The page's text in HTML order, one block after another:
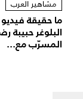
مشاهير العرب
ما حقيقة فيديو
البلوغر حبيبة
المسرّب مع...